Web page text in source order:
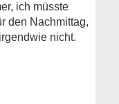
ich müsste
den Nachmittag,
nicht.